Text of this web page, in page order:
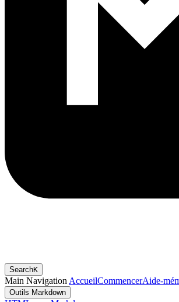
SearchK
Main Navigation AccueilCommencerAide-
Outils Markdown